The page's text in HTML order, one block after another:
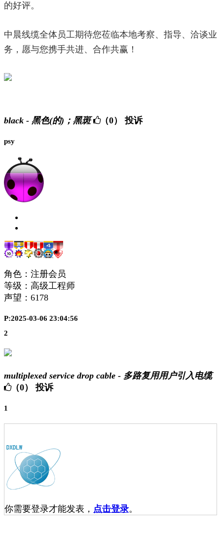
的好评。
中晨线缆全体员工期待您莅临本地考察、指导、洽谈业
务，愿与您携手共进、合作共赢！
black - 黑色(的)；黑斑 （0） 投诉
psy
角色：注册会员
等级：高级工程师
声望： 6178
P:2025-03-06 23:04:56
2
multiplexed service drop cable - 多路复用用户引入电缆
（0）
投诉
1
你需要登录才能发表， 点击登录。